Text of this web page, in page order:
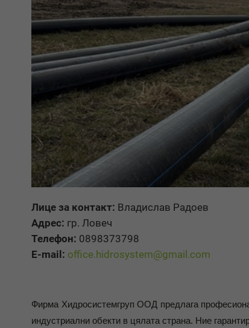
Лице за контакт: Владислав Радоев
Адрес: гр. Ловеч
Телефон: 0898373798
E-mail: office.hidrosystem@gmail.com
Фирма Хидросистемгруп ООД предлага
индустриални обекти в цялата страна. Ние